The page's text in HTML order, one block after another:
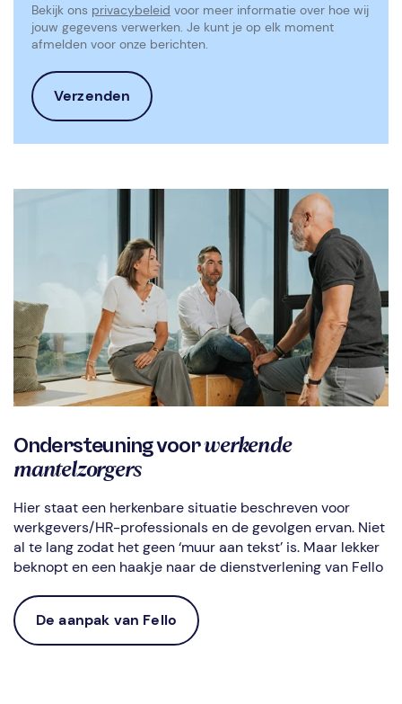
Bekijk ons privacybeleid voor meer informatie over hoe wij
jouw gegevens verwerken. Je kunt je op elk moment
afmelden voor onze berichten.
Ondersteuning voorwerkende
mantelzorgers
Hier staat een herkenbare situatie beschreven voor
werkgevers/HR-professionals en de gevolgen ervan. Niet
al te lang zodat het geen ‘muur aan tekst’ is. Maar lekker
beknopt en een haakje naar de dienstverlening van Fello
De aanpak van Fello